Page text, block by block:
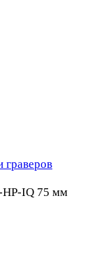
граверов
HP-IQ 75 мм